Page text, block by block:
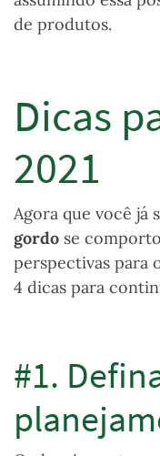
de produtos.
Dicas
2021
Agora que você já
gordo se
perspectivas para
4 dicas para
#1.